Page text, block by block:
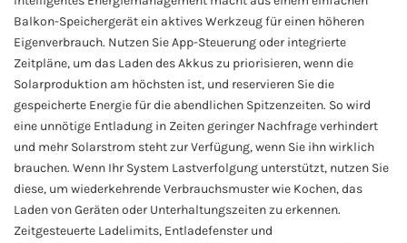
Balkon-Speichergerät ein aktives Werkzeug für einen höheren
Eigenverbrauch. Nutzen Sie App-Steuerung oder integrierte
Zeitpläne, um das Laden des Akkus zu priorisieren, wenn die
Solarproduktion am höchsten ist, und reservieren Sie die
gespeicherte Energie für die abendlichen Spitzenzeiten. So wird
eine unnötige Entladung in Zeiten geringer Nachfrage verhindert
und mehr Solarstrom steht zur Verfügung, wenn Sie ihn wirklich
brauchen. Wenn Ihr System Lastverfolgung unterstützt, nutzen Sie
diese, um wiederkehrende Verbrauchsmuster wie Kochen, das
Laden von Geräten oder Unterhaltungszeiten zu erkennen.
Zeitgesteuerte Ladelimits, Entladefenster und